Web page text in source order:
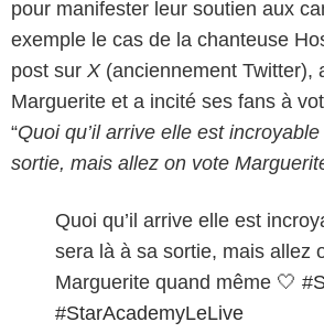
pour manifester leur soutien aux
exemple le cas de la chanteuse
post sur X (anciennement Twitter),
Marguerite et a incité ses fans à
“Quoi qu’il arrive elle est
sortie, mais allez on vote
Quoi qu’il arrive elle est
sera là à sa sortie, mais allez
Marguerite quand même 🤍
#StarAcademyLeLive